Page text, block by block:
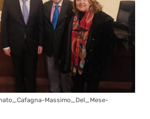
Massimo_Del_Mese-